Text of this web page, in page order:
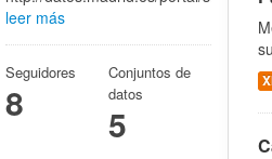
leer más
Seguidores
8
Conjuntos de
datos
5